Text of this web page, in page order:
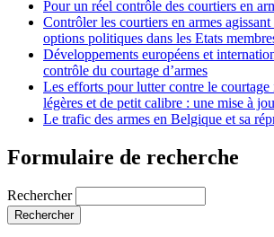
Pour un réel contrôle des courtiers en
Contrôler les courtiers en armes
options politiques dans les Etats
Développements européens et
contrôle du courtage d’armes
Les efforts pour lutter contre le courtage
légères et de petit calibre : une mise à
Le trafic des armes en Belgique et sa
Formulaire de recherche
Rechercher